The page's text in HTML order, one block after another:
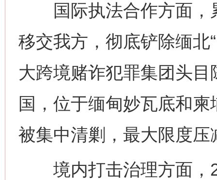
国际执法合作方面，
移交我方，彻底铲除缅北
大跨境赌诈犯罪集团头
国，位于缅甸妙瓦底和
被集中清剿，最大限度
境内打击治理方面，